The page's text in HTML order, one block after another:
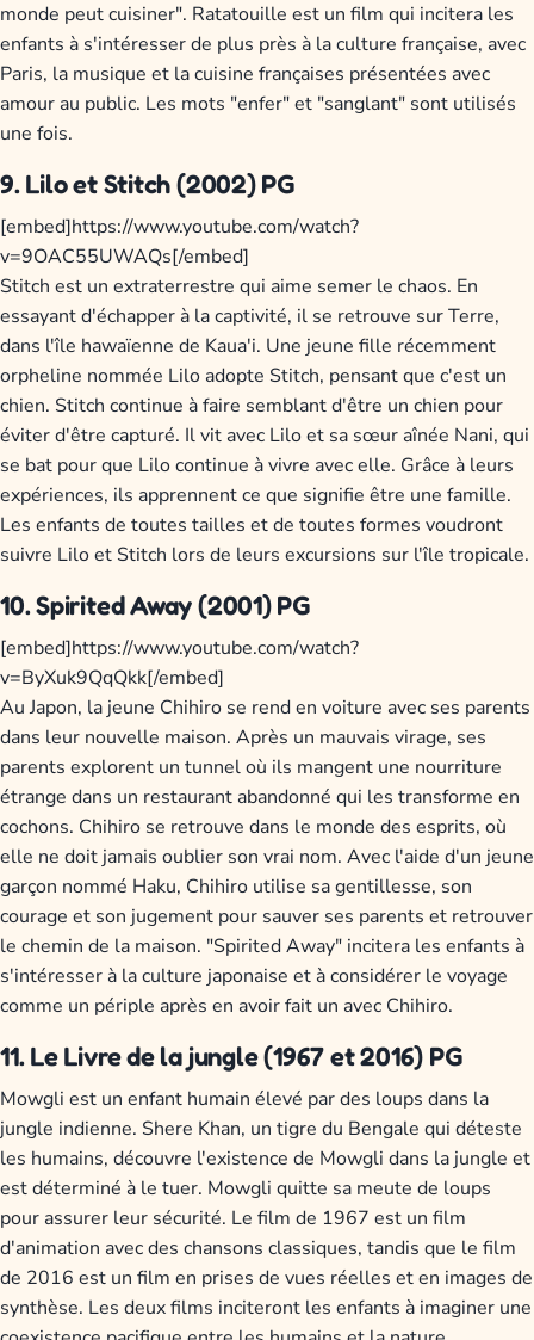
monde peut cuisiner". Ratatouille est un film qui incitera les
enfants à s'intéresser de plus près à la culture française, avec
Paris, la musique et la cuisine françaises présentées avec
amour au public. Les mots "enfer" et "sanglant" sont utilisés
une fois.
9. Lilo et Stitch (2002) PG
[embed]https://www.youtube.com/watch?
v=9OAC55UWAQs[/embed]
Stitch est un extraterrestre qui aime semer le chaos. En
essayant d'échapper à la captivité, il se retrouve sur Terre,
dans l'île hawaïenne de Kaua'i. Une jeune fille récemment
orpheline nommée Lilo adopte Stitch, pensant que c'est un
chien. Stitch continue à faire semblant d'être un chien pour
éviter d'être capturé. Il vit avec Lilo et sa sœur aînée Nani, qui
se bat pour que Lilo continue à vivre avec elle. Grâce à leurs
expériences, ils apprennent ce que signifie être une famille.
Les enfants de toutes tailles et de toutes formes voudront
suivre Lilo et Stitch lors de leurs excursions sur l'île tropicale.
10. Spirited Away (2001) PG
[embed]https://www.youtube.com/watch?
v=ByXuk9QqQkk[/embed]
Au Japon, la jeune Chihiro se rend en voiture avec ses parents
dans leur nouvelle maison. Après un mauvais virage, ses
parents explorent un tunnel où ils mangent une nourriture
étrange dans un restaurant abandonné qui les transforme en
cochons. Chihiro se retrouve dans le monde des esprits, où
elle ne doit jamais oublier son vrai nom. Avec l'aide d'un jeune
garçon nommé Haku, Chihiro utilise sa gentillesse, son
courage et son jugement pour sauver ses parents et retrouver
le chemin de la maison. "Spirited Away" incitera les enfants à
s'intéresser à la culture japonaise et à considérer le voyage
comme un périple après en avoir fait un avec Chihiro.
11. Le Livre de la jungle (1967 et 2016) PG
Mowgli est un enfant humain élevé par des loups dans la
jungle indienne. Shere Khan, un tigre du Bengale qui déteste
les humains, découvre l'existence de Mowgli dans la jungle et
est déterminé à le tuer. Mowgli quitte sa meute de loups
pour assurer leur sécurité. Le film de 1967 est un film
d'animation avec des chansons classiques, tandis que le film
de 2016 est un film en prises de vues réelles et en images de
synthèse. Les deux films inciteront les enfants à imaginer une